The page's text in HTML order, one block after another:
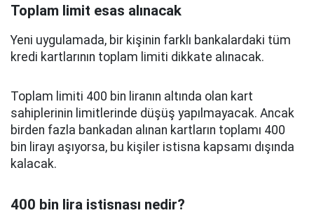
Toplam limit esas alınacak
Yeni uygulamada, bir kişinin farklı bankalardaki tüm
kredi kartlarının toplam limiti dikkate alınacak.
Toplam limiti 400 bin liranın altında olan kart
sahiplerinin limitlerinde düşüş yapılmayacak. Ancak
birden fazla bankadan alınan kartların toplamı 400
bin lirayı aşıyorsa, bu kişiler istisna kapsamı dışında
kalacak.
400 bin lira istisnası nedir?